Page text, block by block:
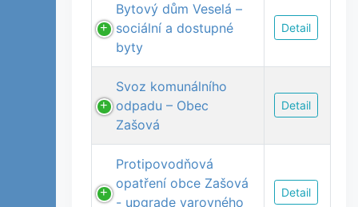
Bytový dům Veselá –
sociální a dostupné
byty
Detail
Svoz komunálního
odpadu – Obec
Zašová
Detail
Protipovodňová
opatření obce Zašová
- upgrade varovného
Detail